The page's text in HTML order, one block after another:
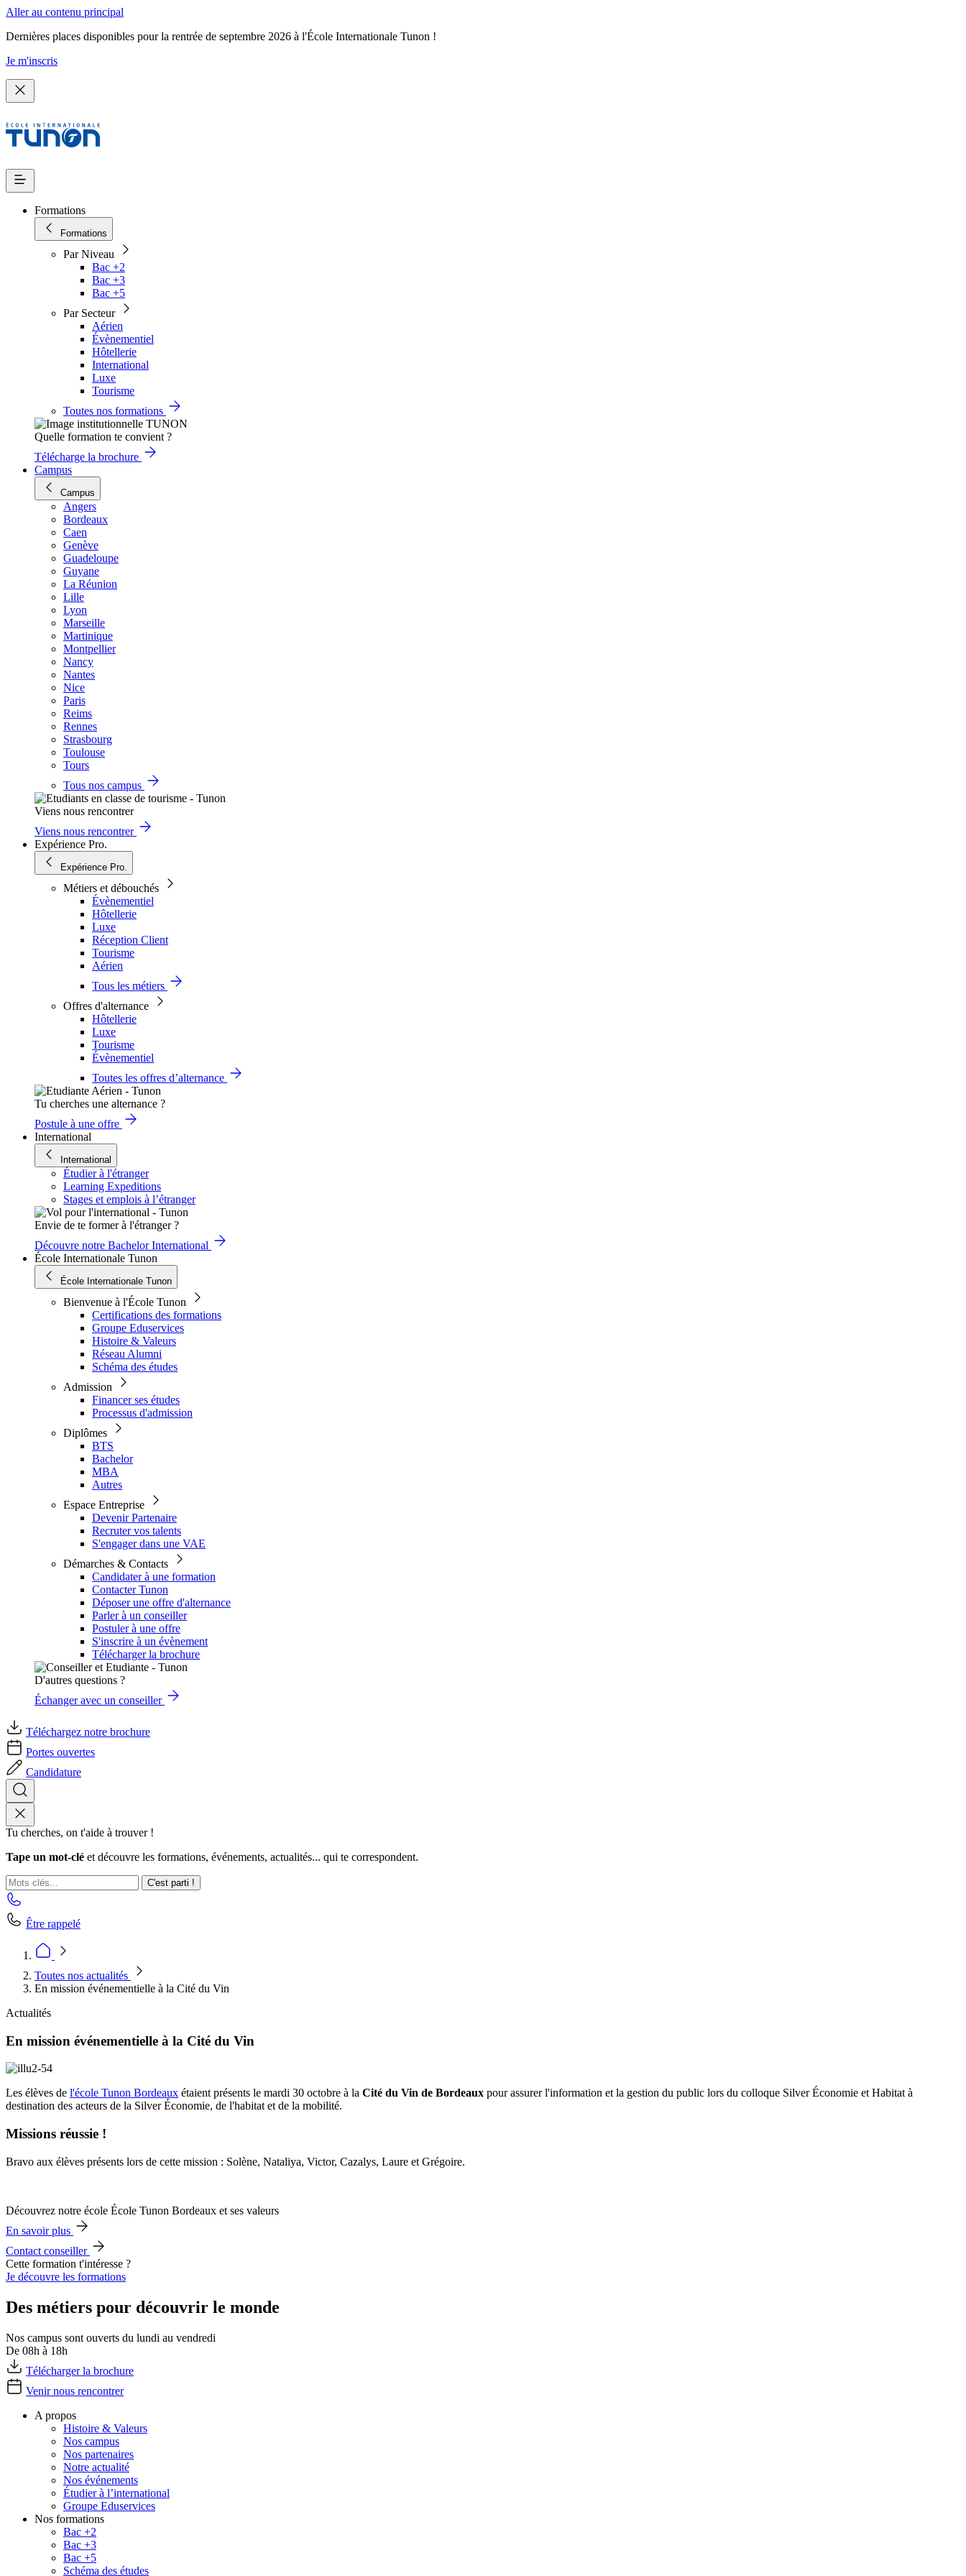
Aller au contenu principal
Dernières places disponibles pour la rentrée de septembre 2026 à l'École Internationale Tunon !
Je m'inscris
Formations
Formations
Par Niveau
Bac +2
Bac +3
Bac +5
Par Secteur
Aérien
Évènementiel
Hôtellerie
International
Luxe
Tourisme
Toutes nos formations
Quelle formation te convient ?
Télécharge la brochure
Campus
Campus
Angers
Bordeaux
Caen
Genève
Guadeloupe
Guyane
La Réunion
Lille
Lyon
Marseille
Martinique
Montpellier
Nancy
Nantes
Nice
Paris
Reims
Rennes
Strasbourg
Toulouse
Tours
Tous nos campus
Viens nous rencontrer
Viens nous rencontrer
Expérience Pro.
Expérience Pro.
Métiers et débouchés
Évènementiel
Hôtellerie
Luxe
Réception Client
Tourisme
Aérien
Tous les métiers
Offres d'alternance
Hôtellerie
Luxe
Tourisme
Évènementiel
Toutes les offres d’alternance
Tu cherches une alternance ?
Postule à une offre
International
International
Étudier à l'étranger
Learning Expeditions
Stages et emplois à l’étranger
Envie de te former à l'étranger ?
Découvre notre Bachelor International
École Internationale Tunon
École Internationale Tunon
Bienvenue à l'École Tunon
Certifications des formations
Groupe Eduservices
Histoire & Valeurs
Réseau Alumni
Schéma des études
Admission
Financer ses études
Processus d'admission
Diplômes
BTS
Bachelor
MBA
Autres
Espace Entreprise
Devenir Partenaire
Recruter vos talents
S'engager dans une VAE
Démarches & Contacts
Candidater à une formation
Contacter Tunon
Déposer une offre d'alternance
Parler à un conseiller
Postuler à une offre
S'inscrire à un évènement
Télécharger la brochure
D'autres questions ?
Échanger avec un conseiller
Téléchargez notre brochure
Portes ouvertes
Candidature
Tu cherches, on t'aide à trouver !
Tape un mot-clé et découvre les formations, événements, actualités... qui te correspondent.
C'est parti !
Être rappelé
Toutes nos actualités
En mission événementielle à la Cité du Vin
Actualités
En mission événementielle à la Cité du Vin
Les élèves de l'école Tunon Bordeaux étaient présents le mardi 30 octobre à la Cité du Vin de Bordeaux pour assurer l'information et la gestion du public lors du colloque Silver Économie et Habitat à
destination des acteurs de la Silver Économie, de l'habitat et de la mobilité.
Missions réussie !
Bravo aux élèves présents lors de cette mission : Solène, Nataliya, Victor, Cazalys, Laure et Grégoire.
Découvrez notre école École Tunon Bordeaux et ses valeurs
En savoir plus
Contact conseiller
Cette formation t'intéresse ?
Je découvre les formations
Des métiers pour découvrir le monde
Nos campus sont ouverts du lundi au vendredi
De 08h à 18h
Télécharger la brochure
Venir nous rencontrer
A propos
Histoire & Valeurs
Nos campus
Nos partenaires
Notre actualité
Nos événements
Étudier à l’international
Groupe Eduservices
Nos formations
Bac +2
Bac +3
Bac +5
Schéma des études